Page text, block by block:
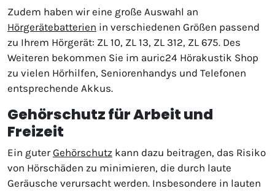
Zudem haben wir eine große Auswahl an
Hörgerätebatterien in verschiedenen Größen passend
zu Ihrem Hörgerät: ZL 10, ZL 13, ZL 312, ZL 675. Des
Weiteren bekommen Sie im auric24 Hörakustik Shop
zu vielen Hörhilfen, Seniorenhandys und Telefonen
entsprechende Akkus.
Gehörschutz für Arbeit und
Freizeit
Ein guterGehörschutz kann dazu beitragen, das Risiko
von Hörschäden zu minimieren, die durch laute
Geräusche verursacht werden. Insbesondere in lauten